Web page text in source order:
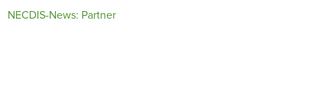
NECDIS-News: Partner